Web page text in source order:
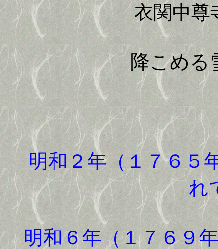
衣関中
降こめる
明和２年（１７６５
れ
明和６年（１７６９年